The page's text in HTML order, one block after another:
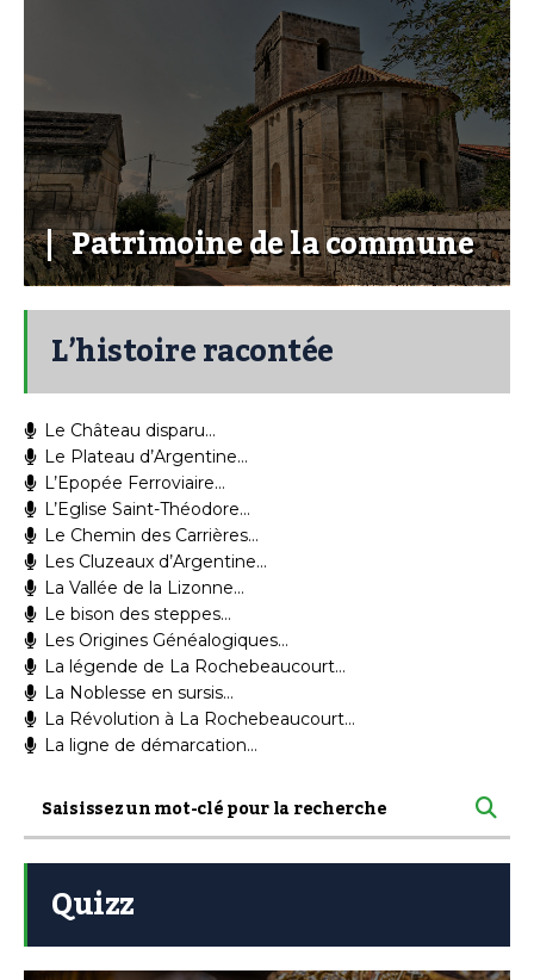
Patrimoine de la commune
L’histoire racontée
Le Château disparu…
Le Plateau d’Argentine…
L’Epopée Ferroviaire…
L’Eglise Saint-Théodore…
Le Chemin des Carrières…
Les Cluzeaux d’Argentine…
La Vallée de la Lizonne…
Le bison des steppes…
Les Origines Généalogiques…
La légende de La Rochebeaucourt…
La Noblesse en sursis…
La Révolution à La Rochebeaucourt…
La ligne de démarcation…
Quizz